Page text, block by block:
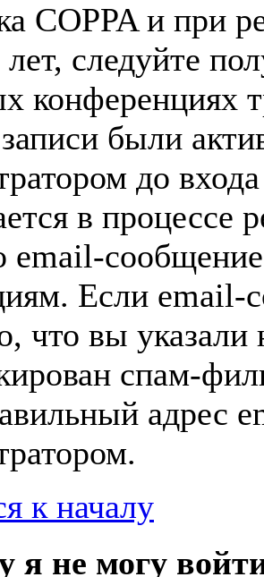
COPPA и при
следуйте
конференциях
были
до
в процессе
email-
Если email-
что вы
спам-
адрес
к началу
я не могу